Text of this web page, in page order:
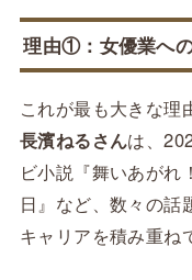
理由①：女優業へ
これが最も大きな理
長濱ねるさんは、
ビ小説『舞いあが
日』など、数々の話
キャリアを積み重ね